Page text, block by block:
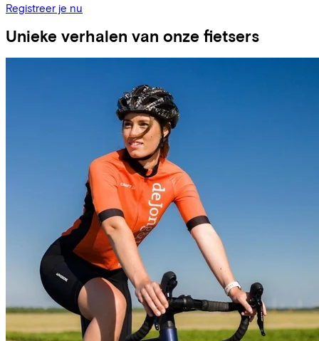
Registreer je nu
Unieke verhalen van onze fietsers